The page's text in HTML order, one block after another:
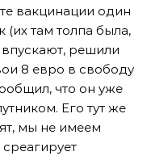
вакцинации один
(их там толпа была,
решили
8 евро в свободу
что он уже
Его тут же
мы не имеем